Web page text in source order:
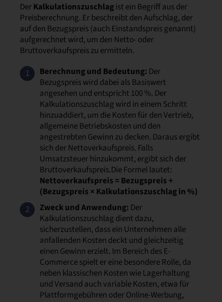
DerKalkulationszuschlagist ein Begriff aus der
Preisberechnung. Er beschreibt den Aufschlag, der
auf den Bezugspreis (auch Einstandspreis genannt)
aufgerechnet wird, um den Netto- oder
Bruttoverkaufspreis zu ermitteln.
Berechnung und Bedeutung: Der
Bezugspreis wird dabei als Basiswert
angesehen und entspricht 100 %. Der
Kalkulationszuschlag wird in einem Schritt
hinzuaddiert, um die Kosten für den Vertrieb,
allgemeine Betriebskosten und den
angestrebten Gewinn zu decken. Daraus ergibt
sich der Nettoverkaufspreis. Falls
Umsatzsteuer hinzukommt, ergibt sich der
Bruttoverkaufspreis.Die Formel lautet:
Nettoverkaufspreis = Bezugspreis +
(Bezugspreis × Kalkulationszuschlag in %)
Zweck und Anwendung: Der
Kalkulationszuschlag dient dazu,
sicherzustellen, dass ein Unternehmen alle
anfallenden Kosten deckt und gleichzeitig
einen Gewinn erzielt. Im Bereich des E-
Commerce spielt er eine besondere Rolle, da
neben klassischen Kosten wie Lagerhaltung
und Versand auch variable Kosten, etwa für
Plattformgebühren oder Online-Werbung,